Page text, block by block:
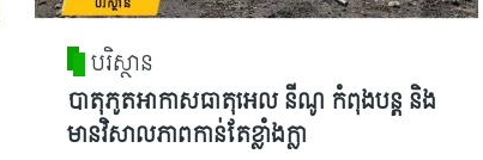
បរិស្ថាន
បាតុភូតអាកាសធាតុអេល នីណូ កំពុងបន្ត និង
មានវិសាលភាពកាន់តែខ្លាំងក្លា